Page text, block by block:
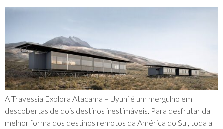
A Travessia Explora Atacama – Uyuni é um mergulho em
descobertas de dois destinos inestimáveis. Para desfrutar da
melhor forma dos destinos remotos da América do Sul, toda a